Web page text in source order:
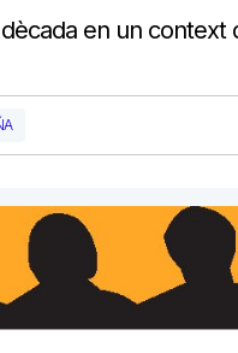
en un